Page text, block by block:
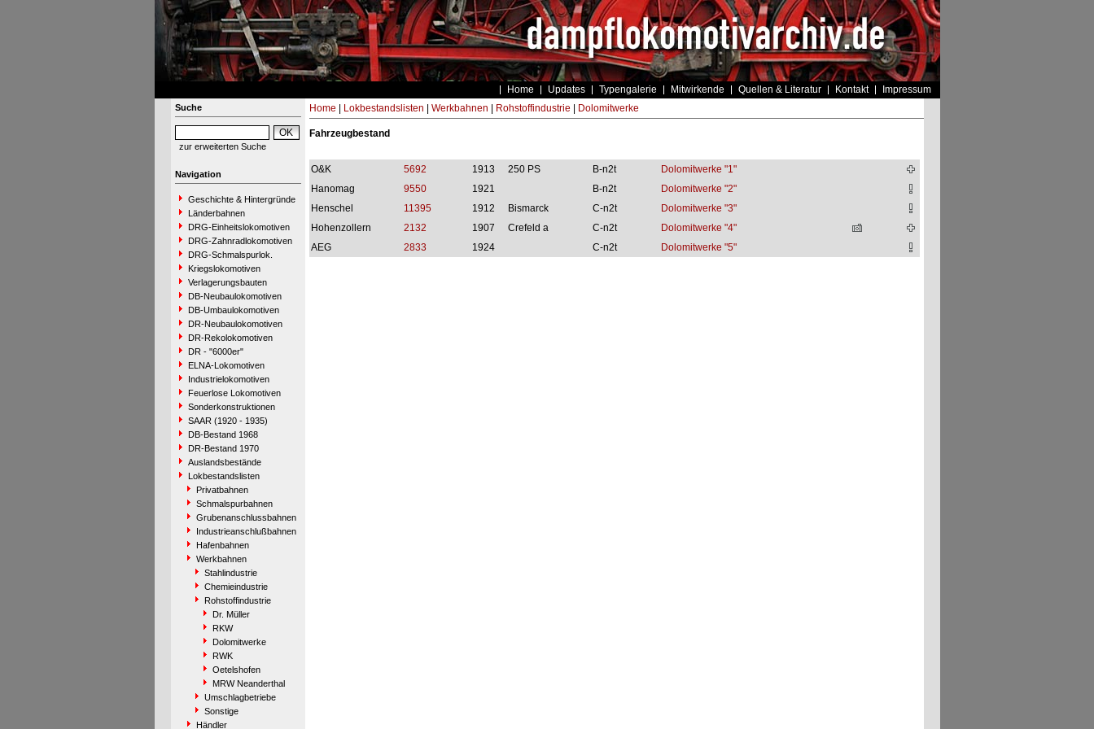
Home Updates Typengalerie Mitwirkende Quellen & Literatur Kontakt Impressum
Suche
zur erweiterten Suche
Navigation
Geschichte & Hintergründe
Länderbahnen
DRG-Einheitslokomotiven
DRG-Zahnradlokomotiven
DRG-Schmalspurlok.
Kriegslokomotiven
Verlagerungsbauten
DB-Neubaulokomotiven
DB-Umbaulokomotiven
DR-Neubaulokomotiven
DR-Rekolokomotiven
DR - "6000er"
ELNA-Lokomotiven
Industrielokomotiven
Feuerlose Lokomotiven
Sonderkonstruktionen
SAAR (1920 - 1935)
DB-Bestand 1968
DR-Bestand 1970
Auslandsbestände
Lokbestandslisten
Privatbahnen
Schmalspurbahnen
Grubenanschlussbahnen
Industrieanschlußbahnen
Hafenbahnen
Werkbahnen
Stahlindustrie
Chemieindustrie
Rohstoffindustrie
Dr. Müller
RKW
Dolomitwerke
RWK
Oetelshofen
MRW Neanderthal
Umschlagbetriebe
Sonstige
Händler
Home Lokbestandslisten Werkbahnen Rohstoffindustrie Dolomitwerke
Fahrzeugbestand
O&K 5692 1913 250 PS B-n2t
Dolomitwerke "1"
Hanomag
9550 1921 B-n2t
Dolomitwerke "2"
Henschel
11395 1912 Bismarck C-n2t
Dolomitwerke "3"
Hohenzollern
2132 1907 Crefeld a C-n2t
Dolomitwerke "4"
AEG
2833 1924 C-n2t Dolomitwerke "5"